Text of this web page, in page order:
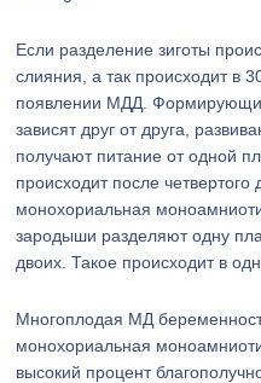
Если разделение зиготы
слияния, а так происходит в
появлении МДД.
зависят друг от друга,
получают питание от одной
происходит после четвертого
монохориальная
зародыши разделяют одну
двоих. Такое происходит в
Многоплодая МД
монохориальная
высокий процент